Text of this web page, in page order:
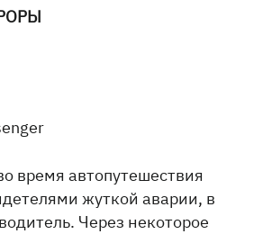
время автопутешествия
жуткой аварии, в
Через некоторое